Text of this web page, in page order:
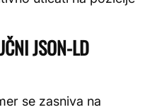
JSON-LD
se zasniva na